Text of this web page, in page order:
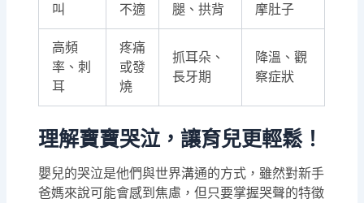
叫
不適
腿、拱背
摩肚子
高頻
率、刺
耳
疼痛
或發
燒
抓耳朵、
長牙期
降溫、觀
察症狀
理解寶寶哭泣，讓育兒更輕鬆！
嬰兒的哭泣是他們與世界溝通的方式，雖然對新手
爸媽來說可能會感到焦慮，但只要掌握哭聲的特徵